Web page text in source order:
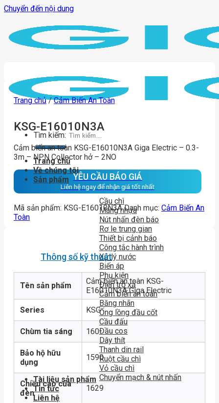
Chuyển đến nội dung
Tìm kiếm:
Trang chủ
Về chúng tôi
Sản phẩm
Cầu chì
Máng nhựa
Nút nhấn đèn báo
Rơ le trung gian
Thiết bị cảnh báo
Công tắc hành trình
Xử lý nước
Biến áp
Phụ kiện
Điện trở xả
Cảm biến an toàn
Băng nhãn
Ống lồng đầu cốt
Cầu đấu
Đầu cos
Dây thít
Thanh din rail
Ruột cầu chì
Vỏ cầu chì
Chuyển mạch & nút nhấn
Tài liệu sản phẩm
Tin tức
Liên hệ
Trang chủ / Cảm Biến An Toàn
KSG-E16010N3A
Cảm biến an toàn KSG-E16010N3A Giga Electric – 0.3-
3m – NPN Collector hở – 2NO
YÊU CẦU BÁO GIÁ
Liên hệ ngay để nhận giá tốt nhất
Mã sản phẩm: KSG-E16010N3A Danh mục: Cảm Biến An
Toàn
Thông số kỹ thuật
Tên sản phẩm
Cảm biến an toàn KSG-
E16010N3A Giga Electric
Series KSG
Chùm tia sáng 160
Bảo hộ hữu
dụng
1590
Chiều cao của
đèn
1629